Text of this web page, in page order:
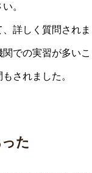
。
詳しく質問され
での実習が多い
されました。
た